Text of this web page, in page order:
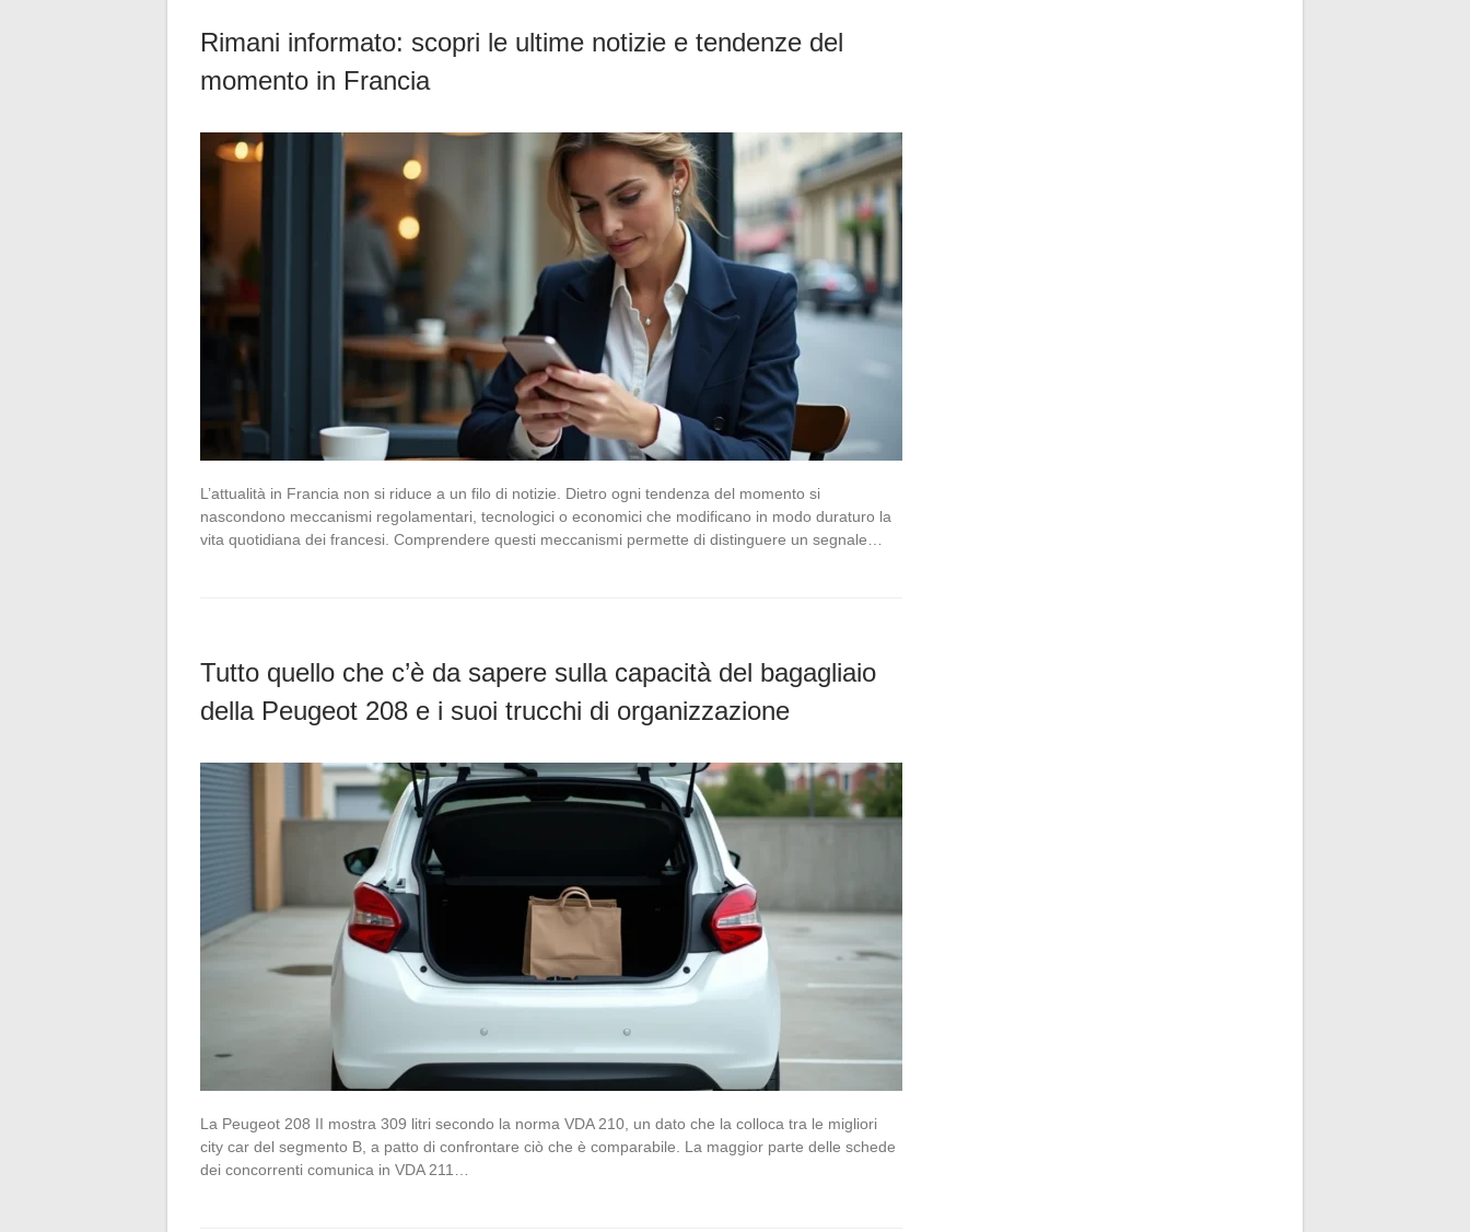
Rimani informato: scopri le ultime notizie e tendenze del
momento in Francia
L’attualità in Francia non si riduce a un filo di notizie. Dietro ogni tendenza del momento si
nascondono meccanismi regolamentari, tecnologici o economici che modificano in modo duraturo la
vita quotidiana dei francesi. Comprendere questi meccanismi permette di distinguere un segnale…
Tutto quello che c’è da sapere sulla capacità del bagagliaio
della Peugeot 208 e i suoi trucchi di organizzazione
La Peugeot 208 II mostra 309 litri secondo la norma VDA 210, un dato che la colloca tra le migliori
city car del segmento B, a patto di confrontare ciò che è comparabile. La maggior parte delle schede
dei concorrenti comunica in VDA 211…